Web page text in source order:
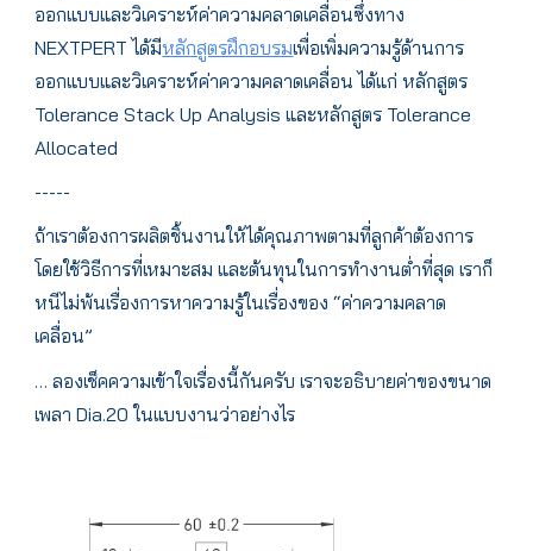
ออกแบบและวิเคราะห์ค่าความคลาดเคลื่อนซึ่งทาง
NEXTPERT ได้มีหลักสูตรฝึกอบรมเพื่อเพิ่มความรู้ด้านการ
ออกแบบและวิเคราะห์ค่าความคลาดเคลื่อน ได้แก่ หลักสูตร
Tolerance Stack Up Analysis และหลักสูตร Tolerance
Allocated
-----
ถ้าเราต้องการผลิตชิ้นงานให้ได้คุณภาพตามที่ลูกค้าต้องการ
โดยใช้วิธีการที่เหมาะสม และต้นทุนในการทำงานต่ำที่สุด เราก็
หนีไม่พ้นเรื่องการหาความรู้ในเรื่องของ “ค่าความคลาด
เคลื่อน”
… ลองเช็คความเข้าใจเรื่องนี้กันครับ เราจะอธิบายค่าของขนาด
เพลา Dia.20 ในแบบงานว่าอย่างไร